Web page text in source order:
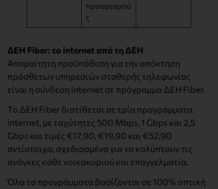
προορισμού
ς
ΔΕΗ Fiber: το internet από τη ΔΕΗ
Απαραίτητη προϋπόθεση για την απόκτηση
πρόσθετων υπηρεσιών σταθερής τηλεφωνίας
είναι η σύνδεση internet σε πρόγραμμα ΔΕΗ Fiber.
Το ΔΕΗ Fiber διατίθεται σε τρία προγράμματα
internet, με ταχύτητες 500 Mbps, 1 Gbps και 2,5
Gbps και τιμές €17,90, €19,90 και €52,90
αντίστοιχα, σχεδιασμένα για να καλύπτουν τις
ανάγκες κάθε νοικοκυριού και επαγγελματία.
Όλα τα προγράμματα βασίζονται σε 100% οπτική